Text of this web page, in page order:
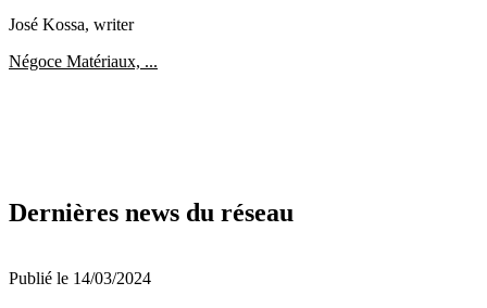
José Kossa, writer
Négoce Matériaux, ...
Dernières news du réseau
Publié le 14/03/2024